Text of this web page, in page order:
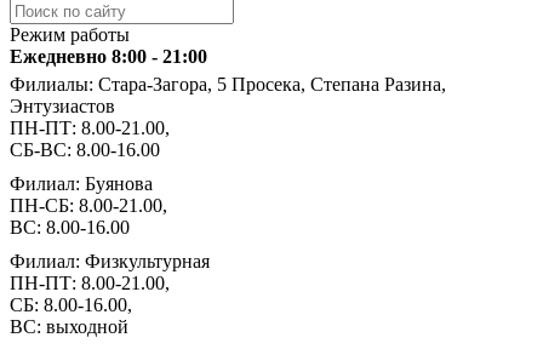
Режим работы
Ежедневно 8:00 - 21:00
Филиалы: Стара-Загора, 5 Просека, Степана Разина,
Энтузиастов
ПН-ПТ: 8.00-21.00,
СБ-ВС: 8.00-16.00
Филиал: Буянова
ПН-СБ: 8.00-21.00,
ВС: 8.00-16.00
Филиал: Физкультурная
ПН-ПТ: 8.00-21.00,
СБ: 8.00-16.00,
ВС: выходной